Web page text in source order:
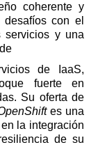
coherente y
desafíos con el
servicios y una
de IaaS,
fuerte en
Su oferta de
es una
la integración
de su